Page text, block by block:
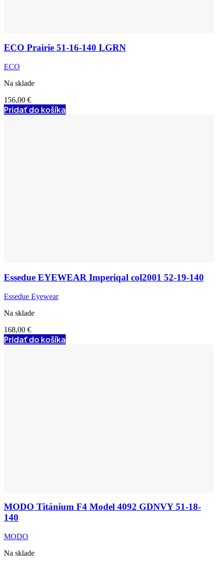
ECO Prairie 51-16-140 LGRN
ECO
Na sklade
156,00 €
Pridať do košíka
Essedue EYEWEAR Imperiqal col2001 52-19-140
Essedue Eyewear
Na sklade
168,00 €
Pridať do košíka
MODO Titánium F4 Model 4092 GDNVY 51-18-
140
MODO
Na sklade